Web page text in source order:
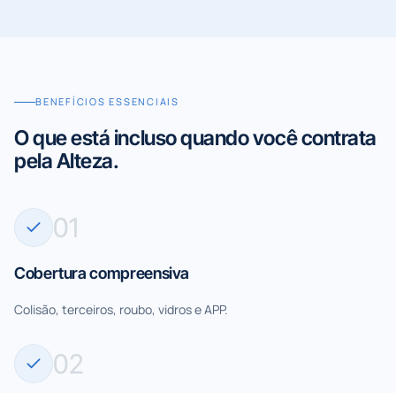
BENEFÍCIOS ESSENCIAIS
O que está incluso quando você contrata
pela Alteza.
01
Cobertura compreensiva
Colisão, terceiros, roubo, vidros e APP.
02